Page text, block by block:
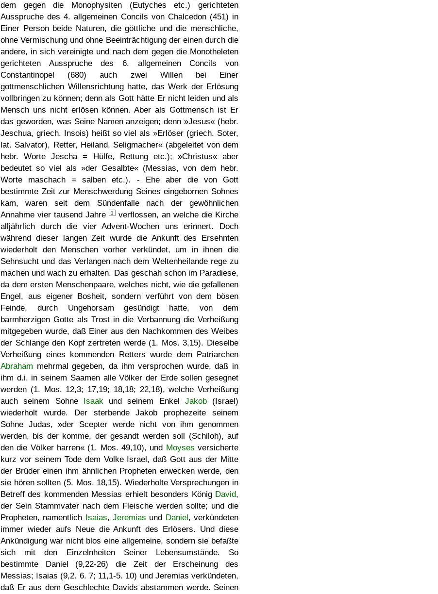
dem gegen die Monophysiten (Eutyches etc.) gerichteten
Ausspruche des 4. allgemeinen Concils von Chalcedon (451) in
Einer Person beide Naturen, die göttliche und die menschliche,
ohne Vermischung und ohne Beeinträchtigung der einen durch die
andere, in sich vereinigte und nach dem gegen die Monotheleten
gerichteten Ausspruche des 6. allgemeinen Concils von
Constantinopel (680) auch zwei Willen bei Einer
gottmenschlichen Willensrichtung hatte, das Werk der Erlösung
vollbringen zu können; denn als Gott hätte Er nicht leiden und als
Mensch uns nicht erlösen können. Aber als Gottmensch ist Er
das geworden, was Seine Namen anzeigen; denn »Jesus« (hebr.
Jeschua, griech. Insois) heißt so viel als »Erlöser (griech. Soter,
lat. Salvator), Retter, Heiland, Seligmacher« (abgeleitet von dem
hebr. Worte Jescha = Hülfe, Rettung etc.); »Christus« aber
bedeutet so viel als »der Gesalbte« (Messias, von dem hebr.
Worte maschach = salben etc.). - Ehe aber die von Gott
bestimmte Zeit zur Menschwerdung Seines eingebornen Sohnes
kam, waren seit dem Sündenfalle nach der gewöhnlichen
Annahme vier tausend Jahre
1
verflossen, an welche die Kirche
alljährlich durch die vier Advent-Wochen uns erinnert. Doch
während dieser langen Zeit wurde die Ankunft des Ersehnten
wiederholt den Menschen vorher verkündet, um in ihnen die
Sehnsucht und das Verlangen nach dem Weltenheilande rege zu
machen und wach zu erhalten. Das geschah schon im Paradiese,
da dem ersten Menschenpaare, welches nicht, wie die gefallenen
Engel, aus eigener Bosheit, sondern verführt von dem bösen
Feinde, durch Ungehorsam gesündigt hatte, von dem
barmherzigen Gotte als Trost in die Verbannung die Verheißung
mitgegeben wurde, daß Einer aus den Nachkommen des Weibes
der Schlange den Kopf zertreten werde (1. Mos. 3,15). Dieselbe
Verheißung eines kommenden Retters wurde dem Patriarchen
Abraham mehrmal gegeben, da ihm versprochen wurde, daß in
ihm d.i. in seinem Saamen alle Völker der Erde sollen gesegnet
werden (1. Mos. 12,3; 17,19; 18,18; 22,18), welche Verheißung
auch seinem Sohne Isaakund seinem Enkel Jakob(Israel)
wiederholt wurde. Der sterbende Jakob prophezeite seinem
Sohne Judas, »der Scepter werde nicht von ihm genommen
werden, bis der komme, der gesandt werden soll (Schiloh), auf
den die Völker harren« (1. Mos. 49,10), und Moyses versicherte
kurz vor seinem Tode dem Volke Israel, daß Gott aus der Mitte
der Brüder einen ihm ähnlichen Propheten erwecken werde, den
sie hören sollten (5. Mos. 18,15). Wiederholte Versprechungen in
Betreff des kommenden Messias erhielt besonders König David,
der Sein Stammvater nach dem Fleische werden sollte; und die
Propheten, namentlich Isaias,Jeremias und Daniel, verkündeten
immer wieder aufs Neue die Ankunft des Erlösers. Und diese
Ankündigung war nicht blos eine allgemeine, sondern sie befaßte
sich mit den Einzelnheiten Seiner Lebensumstände. So
bestimmte Daniel (9,22-26) die Zeit der Erscheinung des
Messias; Isaias (9,2. 6. 7; 11,1-5. 10) und Jeremias verkündeten,
daß Er aus dem Geschlechte Davids abstammen werde. Seinen